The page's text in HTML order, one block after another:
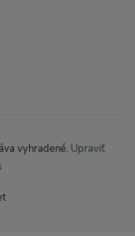
vyhradené. Upraviť